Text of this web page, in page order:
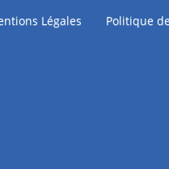
Légales Politique